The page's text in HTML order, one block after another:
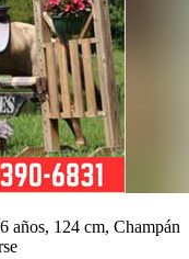
años, 124 cm, Champán